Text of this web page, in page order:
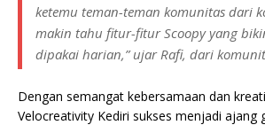
ketemu teman-teman komunitas dari
makin tahu fitur-fitur Scoopy yang
dipakai harian,” ujar Rafi, dari
Dengan semangat kebersamaan dan
Velocreativity Kediri sukses menjadi ajang